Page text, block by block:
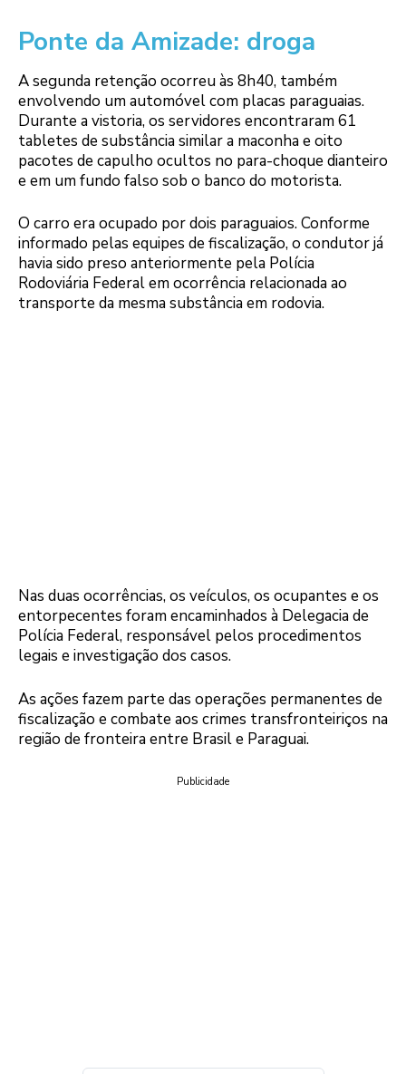
Ponte da Amizade: droga
A segunda retenção ocorreu às 8h40, também
envolvendo um automóvel com placas paraguaias.
Durante a vistoria, os servidores encontraram 61
tabletes de substância similar a maconha e oito
pacotes de capulho ocultos no para-choque dianteiro
e em um fundo falso sob o banco do motorista.
O carro era ocupado por dois paraguaios. Conforme
informado pelas equipes de fiscalização, o condutor já
havia sido preso anteriormente pela Polícia
Rodoviária Federal em ocorrência relacionada ao
transporte da mesma substância em rodovia.
Nas duas ocorrências, os veículos, os ocupantes e os
entorpecentes foram encaminhados à Delegacia de
Polícia Federal, responsável pelos procedimentos
legais e investigação dos casos.
As ações fazem parte das operações permanentes de
fiscalização e combate aos crimes transfronteiriços na
região de fronteira entre Brasil e Paraguai.
Publicidade